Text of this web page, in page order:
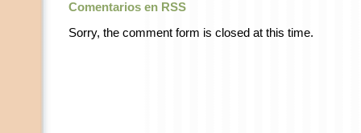
Comentarios en RSS
Sorry, the comment form is closed at this time.